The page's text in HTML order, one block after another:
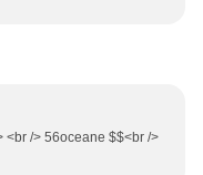
<br /> 56oceane $$<br />